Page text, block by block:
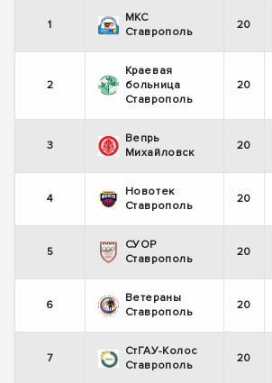
1
МКС
Ставрополь
20
2
Краевая
больница
Ставрополь
20
3
Вепрь
Михайловск
20
4
Новотек
Ставрополь
20
5
СУОР
Ставрополь
20
6
Ветераны
Ставрополь
20
7
СтГАУ-Колос
Ставрополь
20